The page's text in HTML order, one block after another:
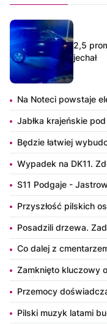
2,5
jechał
Na Noteci powstaje
Jabłka krajeńskie
Będzie łatwiej
Wypadek na DK11.
S11 Podgaje -
Przyszłość pilskich
Posadzili drzewa.
Co dalej z
Zamknięto kluczowy
Przemocy
Pilski muzyk latami